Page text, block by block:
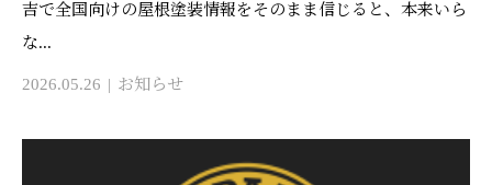
吉で全国向けの屋根塗装情報をそのまま信じると、本来いら
な...
2026.05.26 お知らせ